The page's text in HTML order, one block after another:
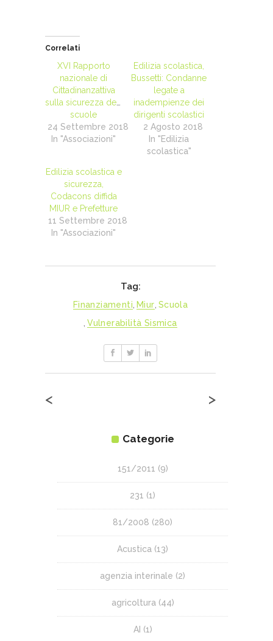
Correlati
XVI Rapporto
nazionale di
Cittadinanzattiva
sulla sicurezza delle
scuole
24 Settembre 2018
In "Associazioni"
Edilizia scolastica,
Bussetti: Condanne
legate a
inadempienze dei
dirigenti scolastici
2 Agosto 2018
In "Edilizia
scolastica"
Edilizia scolastica e
sicurezza,
Codacons diffida
MIUR e Prefetture
11 Settembre 2018
In "Associazioni"
Tag:
Finanziamenti, Miur, Scuola
, Vulnerabilità Sismica
< >
Categorie
151/2011 (9)
231 (1)
81/2008 (280)
Acustica (13)
agenzia interinale (2)
agricoltura(44)
AI (1)